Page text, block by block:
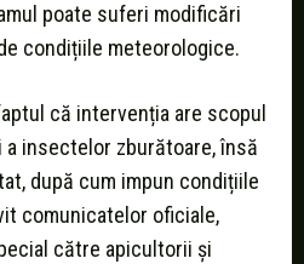
poate suferi modificări
condițiile meteorologice.
că intervenția are scopul
insectelor zburătoare, însă
după cum impun condițiile
comunicatelor oficiale,
către apicultorii și